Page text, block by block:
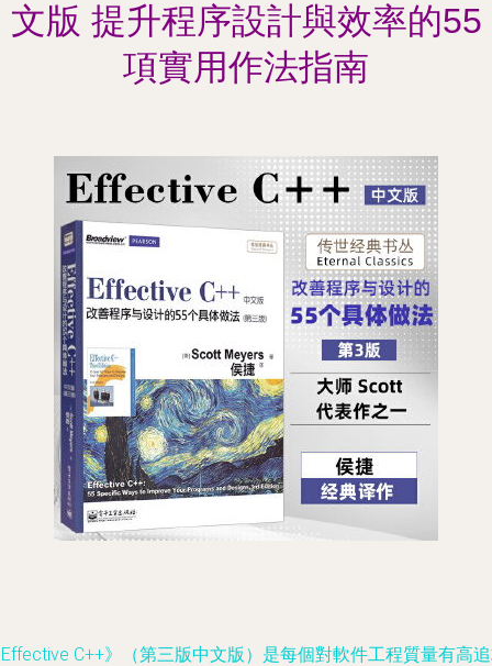
文版 提升程序設計與效率的55
項實用作法指南
C++》（第三版中文版）是每個對軟件工程質量有高